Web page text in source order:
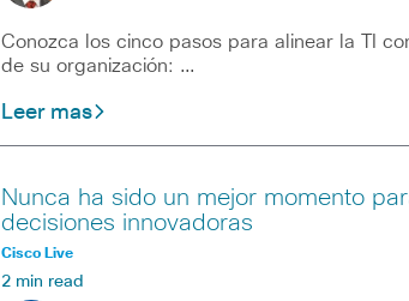
Conozca los cinco pasos para alinear la TI
de su organización: …
Leer mas
Nunca ha sido un mejor momento
decisiones innovadoras
Cisco Live
2 min read